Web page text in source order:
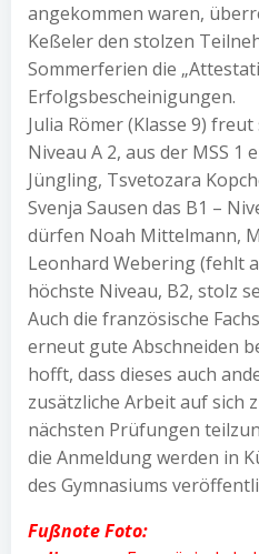
angekommen waren,
Keßeler den stolzen
Sommerferien die
Erfolgsbescheinigungen.
Julia Römer (Klasse 9)
Niveau A 2, aus der MSS 1
Jüngling, Tsvetozara
Svenja Sausen das B1 –
dürfen Noah Mittelmann,
Leonhard Webering (fehlt
höchste Niveau, B2, stolz
Auch die französische
erneut gute Abschneiden
hofft, dass dieses auch
zusätzliche Arbeit auf sich
nächsten Prüfungen
die Anmeldung werden in
des Gymnasiums
Fußnote Foto: